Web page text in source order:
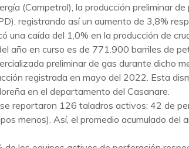
(Campetrol), la producción preliminar
registrando así un aumento de 3,8%
una caída del 1,0% en la producción de
año en curso es de 771.900 barriles de
preliminar de gas durante dicho
registrada en mayo del 2022. Esta
en el departamento del Casanare.
reportaron 126 taladros activos: 42 de
menos). Así, el promedio acumulado